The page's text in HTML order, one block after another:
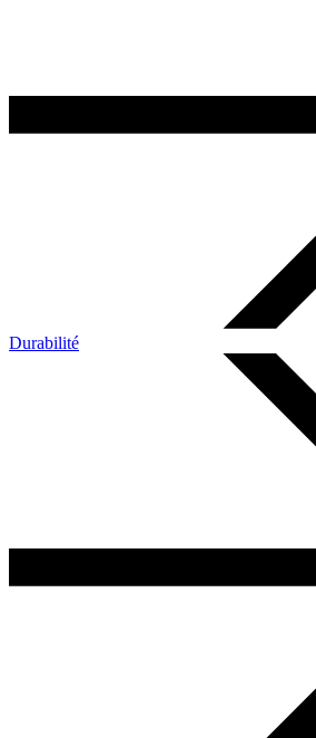
Durabilité